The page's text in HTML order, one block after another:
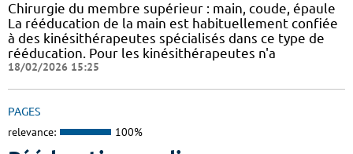
Chirurgie du membre supérieur : main, coude, épaule
La rééducation de la main est habituellement confiée
à des kinésithérapeutes spécialisés dans ce type de
rééducation. Pour les kinésithérapeutes n'a
18/02/2026 15:25
PAGES
relevance: 100%